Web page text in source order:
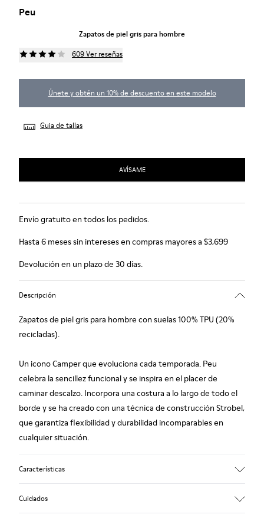
Peu
Zapatos de piel gris para hombre
609 Ver reseñas
Únete y obtén un 10% de descuento en este modelo
Guia de tallas
AVÍSAME
Envío gratuito en todos los pedidos.
Hasta 6 meses sin intereses en compras mayores a $3,699
Devolución en un plazo de 30 días.
Descripción
Zapatos de piel gris para hombre con suelas 100% TPU (20%
recicladas).
Un icono Camper que evoluciona cada temporada. Peu
celebra la sencillez funcional y se inspira en el placer de
caminar descalzo. Incorpora una costura a lo largo de todo el
borde y se ha creado con una técnica de construcción Strobel,
que garantiza flexibilidad y durabilidad incomparables en
cualquier situación.
Características
Cuidados